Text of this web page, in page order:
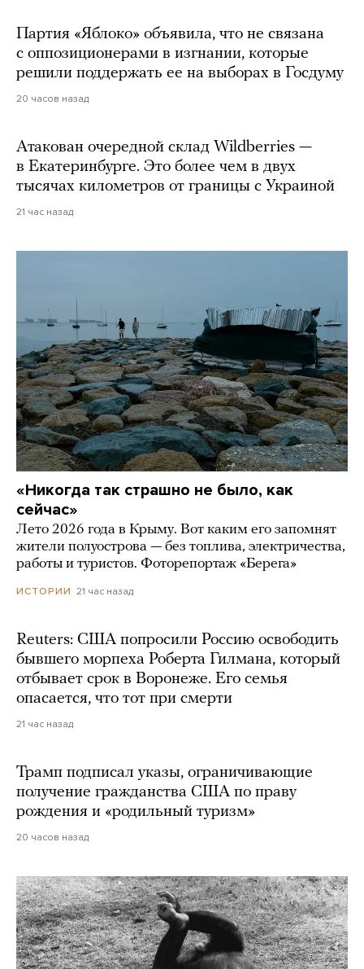
Партия «Яблоко» объявила, что не связана
с оппозиционерами в изгнании, которые
решили поддержать ее на выборах в Госдуму
20 часов назад
Атакован очередной склад Wildberries —
в Екатеринбурге. Это более чем в двух
тысячах километров от границы с Украиной
21 час назад
«Никогда так страшно не было, как
сейчас»
Лето 2026 года в Крыму. Вот каким его запомнят
жители полуострова — без топлива, электричества,
работы и туристов. Фоторепортаж «Берега»
ИСТОРИИ 21 час назад
Reuters: США попросили Россию освободить
бывшего морпеха Роберта Гилмана, который
отбывает срок в Воронеже. Его семья
опасается, что тот при смерти
21 час назад
Трамп подписал указы, ограничивающие
получение гражданства США по праву
рождения и «родильный туризм»
20 часов назад